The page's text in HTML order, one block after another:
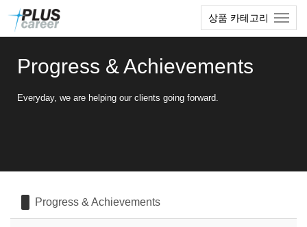
상품 카테고리
Progress & Achievements
Everyday, we are helping our clients going forward.
Progress & Achievements